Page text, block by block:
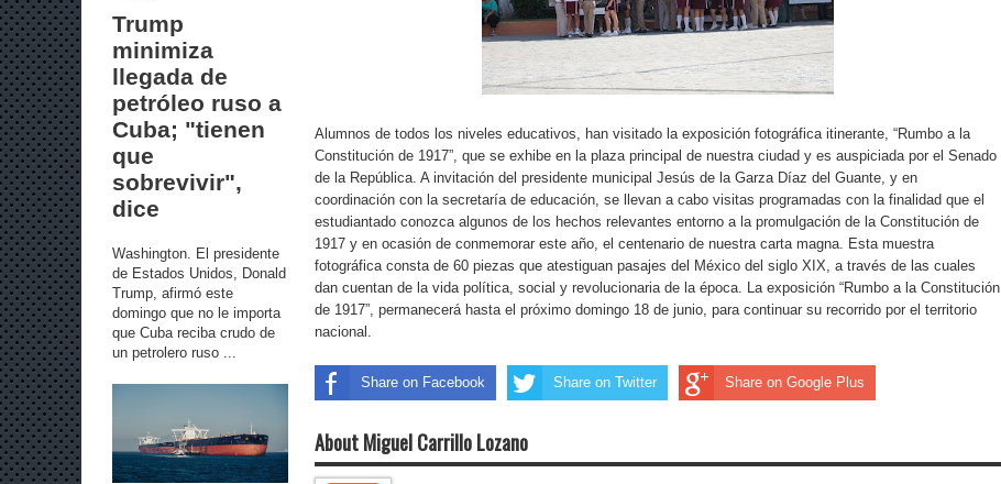
Trump
minimiza
llegada de
petróleo ruso a
Cuba; "tienen
que
sobrevivir",
dice
Washington. El presidente
de Estados Unidos, Donald
Trump, afirmó este
domingo que no le importa
que Cuba reciba crudo de
un petrolero ruso ...
Alumnos de todos los niveles educativos, han visitado la exposición fotográfica itinerante, “Rumbo a la
Constitución de 1917”, que se exhibe en la plaza principal de nuestra ciudad y es auspiciada por el Senado
de la República. A invitación del presidente municipal Jesús de la Garza Díaz del Guante, y en
coordinación con la secretaría de educación, se llevan a cabo visitas programadas con la finalidad que el
estudiantado conozca algunos de los hechos relevantes entorno a la promulgación de la Constitución de
1917 y en ocasión de conmemorar este año, el centenario de nuestra carta magna. Esta muestra
fotográfica consta de 60 piezas que atestiguan pasajes del México del siglo XIX, a través de las cuales
dan cuentan de la vida política, social y revolucionaria de la época. La exposición “Rumbo a la Constitución
de 1917”, permanecerá hasta el próximo domingo 18 de junio, para continuar su recorrido por el territorio
nacional.
Share on Facebook Share on Twitter Share on Google Plus
About Miguel Carrillo Lozano